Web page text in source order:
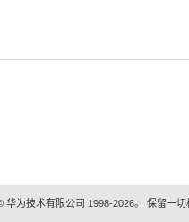
华为技术有限公司 1998-2026。 保留一